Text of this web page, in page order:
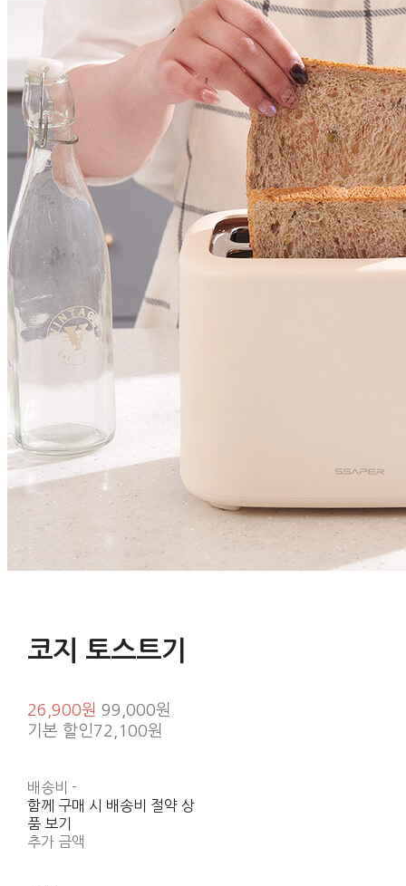
코지 토스트기
26,900원 99,000원
기본 할인72,100원
배송비 -
함께 구매 시 배송비 절약 상
품 보기
추가 금액